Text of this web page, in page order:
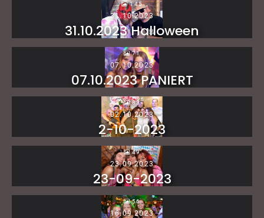
145
31.10.2023
31.10.2023 Halloween
71
07.10.2023
07.10.2023 PANIERT
83
02.10.2023
2-10-2023
49
23.09.2023
23-09-2023
56
16.09.2023